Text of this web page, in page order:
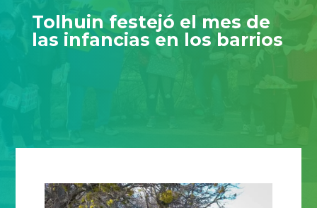
Tolhuin festejó el mes de
las infancias en los barrios